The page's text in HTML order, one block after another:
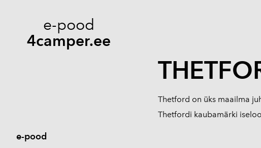
e-pood
4camper.ee
e-pood
Thetford on üks maailma
Thetfordi kaubamärki